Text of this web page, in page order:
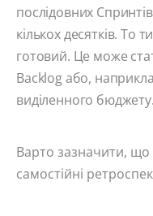
послідовних
кількох десятків. То
готовий. Це може
Backlog або,
виділенного бюджету.
Варто зазначити, що
самостійні